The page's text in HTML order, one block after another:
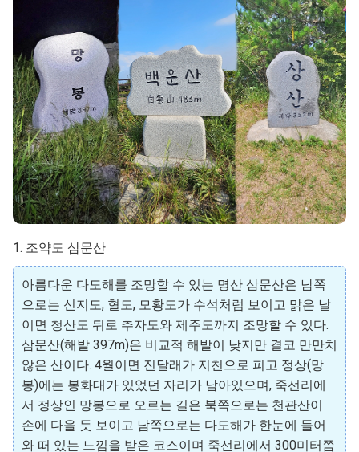
1. 조약도 삼문산
아름다운 다도해를 조망할 수 있는 명산 삼문산은 남쪽
으로는 신지도, 혈도, 모황도가 수석처럼 보이고 맑은 날
이면 청산도 뒤로 추자도와 제주도까지 조망할 수 있다.
삼문산(해발 397m)은 비교적 해발이 낮지만 결코 만만치
않은 산이다. 4월이면 진달래가 지천으로 피고 정상(망
봉)에는 봉화대가 있었던 자리가 남아있으며, 죽선리에
서 정상인 망봉으로 오르는 길은 북쪽으로는 천관산이
손에 다을 듯 보이고 남쪽으로는 다도해가 한눈에 들어
와 떠 있는 느낌을 받은 코스이며 죽선리에서 300미터쯤